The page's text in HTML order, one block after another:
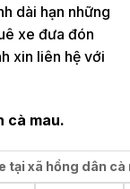
dài hạn những
xe đưa đón
xin liên hệ với
cà mau.
tại xã hồng dân